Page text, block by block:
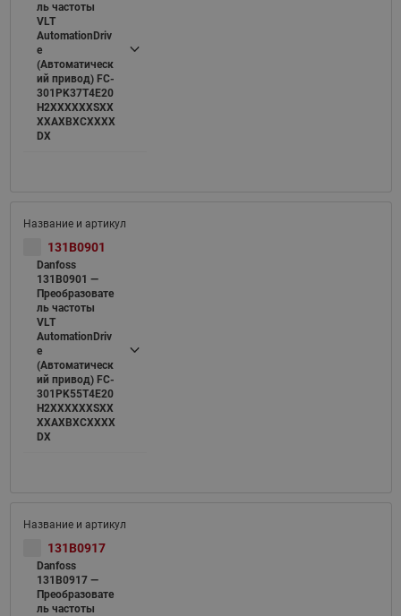
ль частоты
VLT
AutomationDriv
e
(Автоматическ
ий привод) FC-
301PK37T4E20
H2XXXXXXSXX
XXAXBXCXXXX
DX
131B0901
Danfoss
131B0901 —
Преобразовате
ль частоты
VLT
AutomationDriv
e
(Автоматическ
ий привод) FC-
301PK55T4E20
H2XXXXXXSXX
XXAXBXCXXXX
DX
131B0917
Danfoss
131B0917 —
Преобразовате
ль частоты